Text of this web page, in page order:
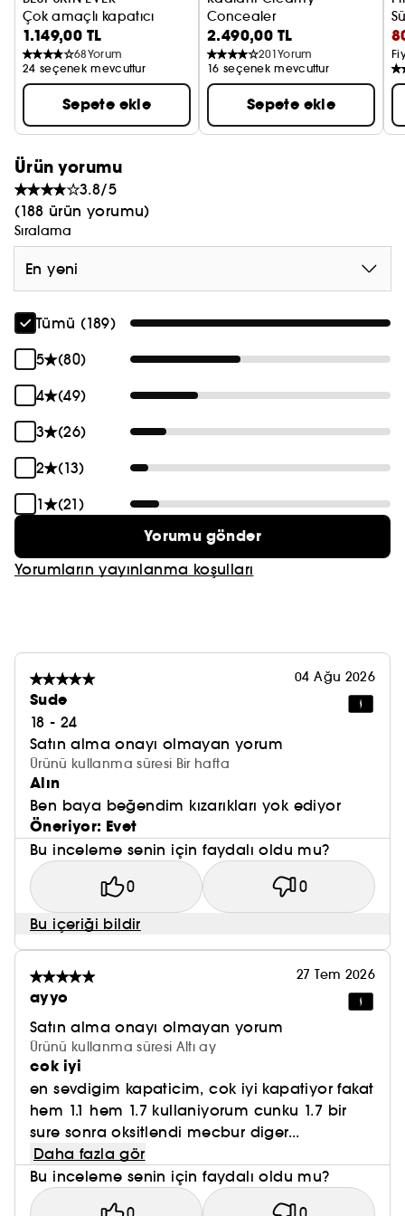
Çok amaçlı kapatıcı
1.149,00 TL
68Yorum
24 seçenek mevcuttur
Sepete ekle
Concealer
Kapatıcı
2.490,00 TL
201Yorum
16 seçenek mevcuttur
Sepete ekle
Ürün yorumu
3.8/5
(188 ürün yorumu)
Sıralama
En yeni
Tümü (189)
5
(80)
4
(49)
3
(26)
2
(13)
1
(21)
Yorumu gönder
Yorumların yayınlanma koşulları
04 Ağu 2026
Sude
18 - 24
Satın alma onayı olmayan yorum
Ürünü kullanma süresi Bir hafta
Alın
Ben baya beğendim kızarıkları yok ediyor
Öneriyor: Evet
Bu inceleme senin için faydalı oldu mu?
0 0
Bu içeriği bildir
27 Tem 2026
ayyo
Satın alma onayı olmayan yorum
Ürünü kullanma süresi Altı ay
cok iyi
en sevdigim kapaticim, cok iyi kapatiyor fakat
hem 1.1 hem 1.7 kullaniyorum cunku 1.7 bir
sure sonra oksitlendi mecbur diger...
Daha fazla gör
Bu inceleme senin için faydalı oldu mu?